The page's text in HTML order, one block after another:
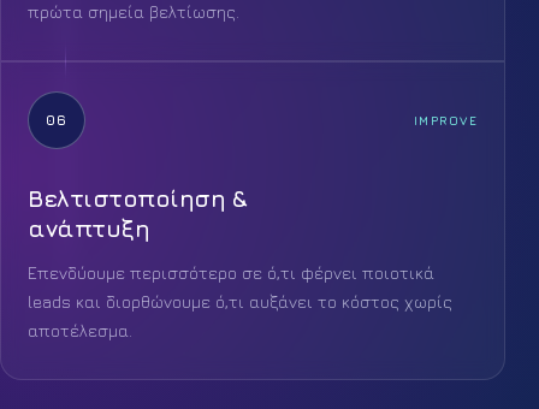
πρώτα σημεία βελτίωσης.
06 IMPROVE
Βελτιστοποίηση &
ανάπτυξη
Επενδύουμε περισσότερο σε ό,τι φέρνει ποιοτικά
leads και διορθώνουμε ό,τι αυξάνει το κόστος χωρίς
αποτέλεσμα.